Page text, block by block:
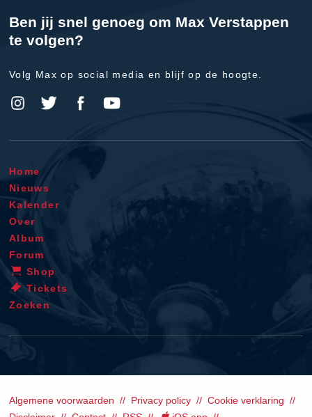
Ben jij snel genoeg om Max Verstappen
te volgen?
Volg Max op social media en blijf op de hoogte.
Home
Nieuws
Kalender
Over
Album
Forum
Shop
Tickets
Zoeken
Algemene voorwaarden Privacy policy
Cookie verklaring